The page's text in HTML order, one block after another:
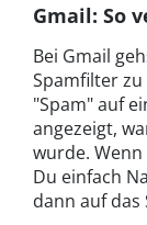
Gmail: So
Bei Gmail
Spamfilter
"Spam" auf
angezeigt,
wurde.
Du einfach
dann auf